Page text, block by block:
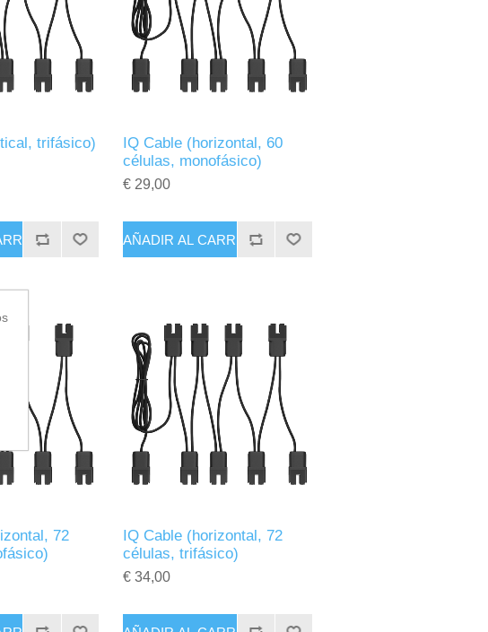
trifásico)
IQ Cable (horizontal, 60
células, monofásico)
€ 29,00
72
IQ Cable (horizontal, 72
células, trifásico)
€ 34,00